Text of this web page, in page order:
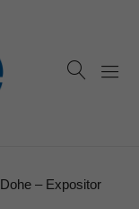
Dohe – Expositor